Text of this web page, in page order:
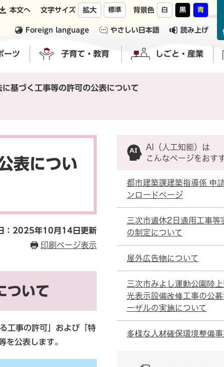
本文へ 文字サイズ 拡大 標準 背景色 白 黒 青
Foreign language やさしい日本語 読み上げ
ーツ 子育て・教育 しごと・産業
に基づく工事等の許可の公表について
表につい
：2025年10月14日更新
印刷ページ表示
ついて
工事の許可」および「特
を公表します。
AI（人工知能）は
こんなページをおす
都市建築課建築指導係 申
ンロードページ
三次市週休2日適用工事等
の制定について
屋外広告物について
三次市みよし運動公園陸
光表示設備改修工事の公
ーザルの実施について
多様な人材確保環境整備